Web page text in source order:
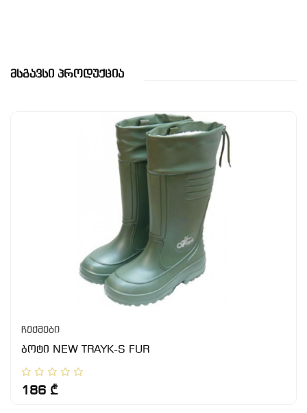
Მსგავსი Პროდუქცია
ჩექმები
ბოტი NEW TRAYK-S FUR
186 ₾